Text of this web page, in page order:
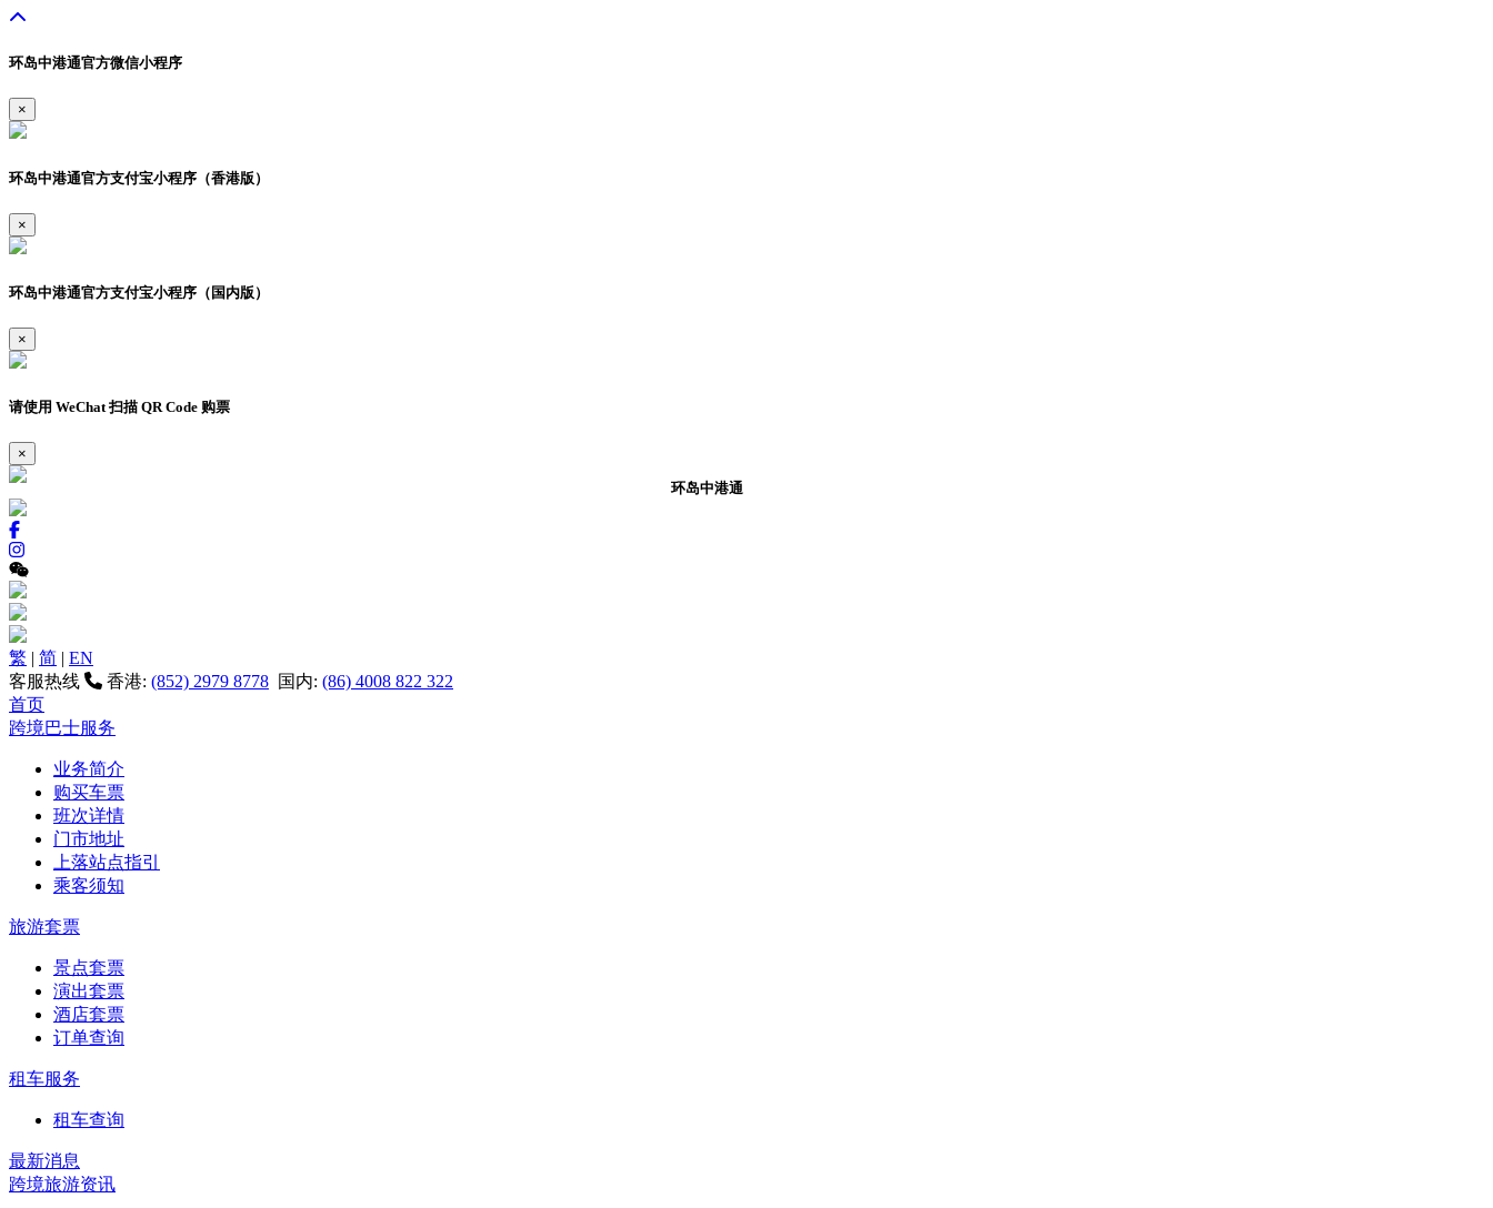
环岛中港通官方微信小程序
×
环岛中港通官方支付宝小程序（香港版）
×
环岛中港通官方支付宝小程序（国内版）
×
请使用 WeChat 扫描 QR Code 购票
×
环岛中港通
繁 | 简 | EN
客服热线
香港: (852) 2979 8778 国内: (86) 4008 822 322
首页
跨境巴士服务
业务简介
购买车票
班次详情
门市地址
上落站点指引
乘客须知
旅游套票
景点套票
演出套票
酒店套票
订单查询
租车服务
租车查询
最新消息
跨境旅游资讯